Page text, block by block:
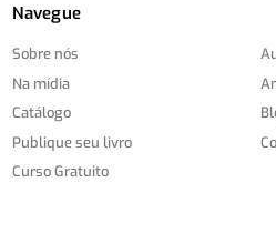
Navegue
Sobre nós
Na mídia
Catálogo
Publique seu livro
Curso Gratuito